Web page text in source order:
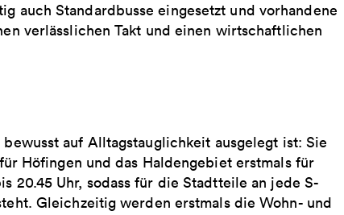
auch Standardbusse eingesetzt und vorhandene
verlässlichen Takt und einen wirtschaftlichen
auf Alltagstauglichkeit ausgelegt ist: Sie
Höfingen und das Haldengebiet erstmals für
20.45 Uhr, sodass für die Stadtteile an jede S-
Gleichzeitig werden erstmals die Wohn- und